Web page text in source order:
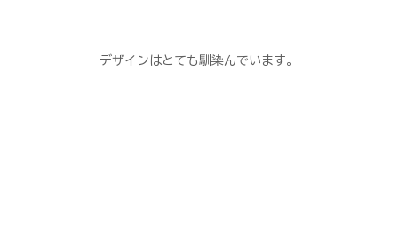
デザインはとても馴染んでいます。